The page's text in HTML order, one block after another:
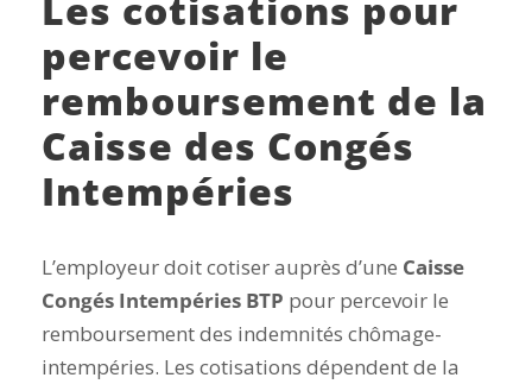
percevoir le
remboursement de la
Caisse des Congés
Intempéries
L’employeur doit cotiser auprès d’une Caisse
Congés Intempéries BTP pour percevoir le
remboursement des indemnités chômage-
intempéries. Les cotisations dépendent de la